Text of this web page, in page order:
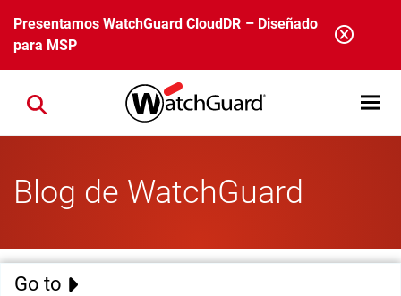
Pasar al contenido principal
PresentamosWatchGuard CloudDR – Diseñado
para MSP
Open
Close search
Blog de WatchGuard
Go to